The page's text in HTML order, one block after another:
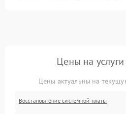
Цены на
Цены актуальны на
Восстановление системной платы